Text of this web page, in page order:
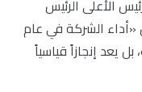
الأعلى الرئيس
«أداء الشركة في عام
بل يعد إنجازاً قياسياً